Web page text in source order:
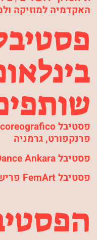
האקדמיה למוזיקה
פרנקפורט, גרמניה
פסטיבל Solo Dance Ankara, טורקיה
פסטיבל FemArt פרישטינה, קוסובו